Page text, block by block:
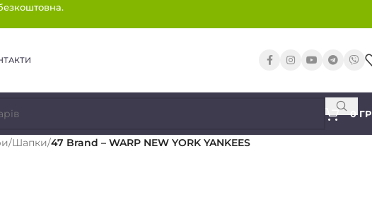
0
/Шапки/47 Brand – WARP NEW YORK YANKEES